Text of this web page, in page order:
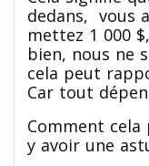
dedans, vous
mettez 1 000
bien, nous ne
cela peut
Car tout
Comment
y avoir une